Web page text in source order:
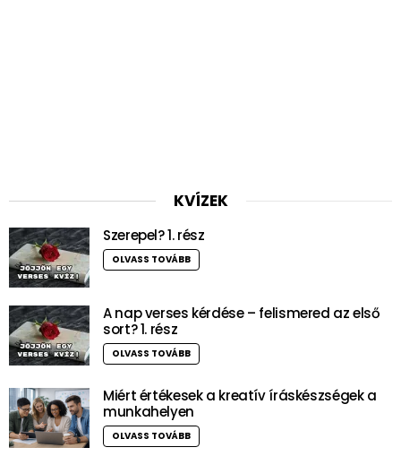
KVÍZEK
Szerepel? 1. rész
OLVASS TOVÁBB
A nap verses kérdése – felismered az első
sort? 1. rész
OLVASS TOVÁBB
Miért értékesek a kreatív íráskészségek a
munkahelyen
OLVASS TOVÁBB